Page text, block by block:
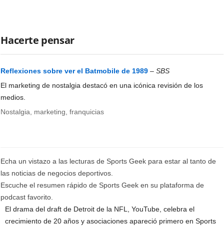
Hacerte pensar
Reflexiones sobre ver el Batmobile de 1989 –SBS
El marketing de nostalgia destacó en una icónica revisión de los
medios.
Nostalgia, marketing, franquicias
Echa un vistazo a las lecturas de Sports Geek para estar al tanto de
las noticias de negocios deportivos.
Escuche el resumen rápido de Sports Geek en su plataforma de
podcast favorito.
El drama del draft de Detroit de la NFL, YouTube, celebra el
crecimiento de 20 años y asociaciones apareció primero en Sports